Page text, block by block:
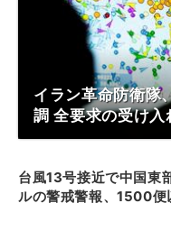
イラン革命防衛隊
調 全要求の受け入
台風13号接近で中国東
ルの警戒警報、1500便